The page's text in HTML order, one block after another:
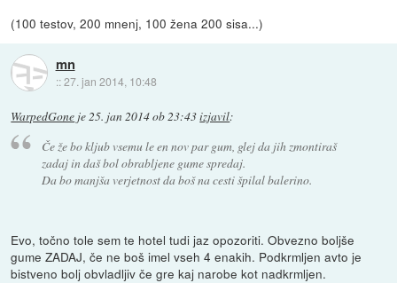
(100 testov, 200 mnenj, 100 žena 200 sisa...)
mn
::27. jan 2014, 10:48
WarpedGone je25. jan 2014 ob 23:43izjavil:
Če že bo kljub vsemu le en nov par gum, glej da jih zmontiraš
zadaj in daš bol obrabljene gume spredaj.
Da bo manjša verjetnost da boš na cesti špilal balerino.
Evo, točno tole sem te hotel tudi jaz opozoriti. Obvezno boljše
gume ZADAJ, če ne boš imel vseh 4 enakih. Podkrmljen avto je
bistveno bolj obvladljiv če gre kaj narobe kot nadkrmljen.